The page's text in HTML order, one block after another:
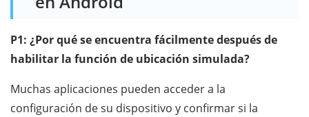
P1: ¿Por qué se encuentra fácilmente después de
habilitar la función de ubicación simulada?
Muchas aplicaciones pueden acceder a la
configuración de su dispositivo y confirmar si la